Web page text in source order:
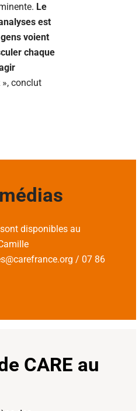
Le
est
voient
chaque
», conclut
disponibles au
/ 07 86
CARE au